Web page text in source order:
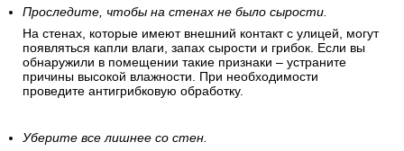
Проследите, чтобы на стенах не было сырости.
На стенах, которые имеют внешний контакт с улицей, могут
появляться капли влаги, запах сырости и грибок. Если вы
обнаружили в помещении такие признаки – устраните
причины высокой влажности. При необходимости
проведите антигрибковую обработку.
Уберите все лишнее со стен.